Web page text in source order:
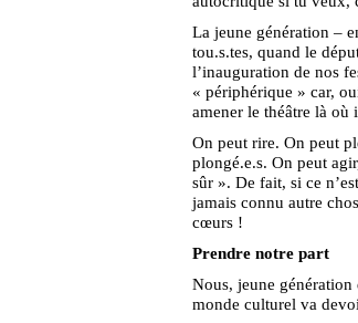
La jeune génération –
tou.s.tes, quand le
l’inauguration de nos
« périphérique » car,
amener le théâtre là où
On peut rire. On peut
plongé.e.s. On peut
sûr ». De fait, si ce
jamais connu autre
cœurs !
Prendre notre part
Nous, jeune
monde culturel va